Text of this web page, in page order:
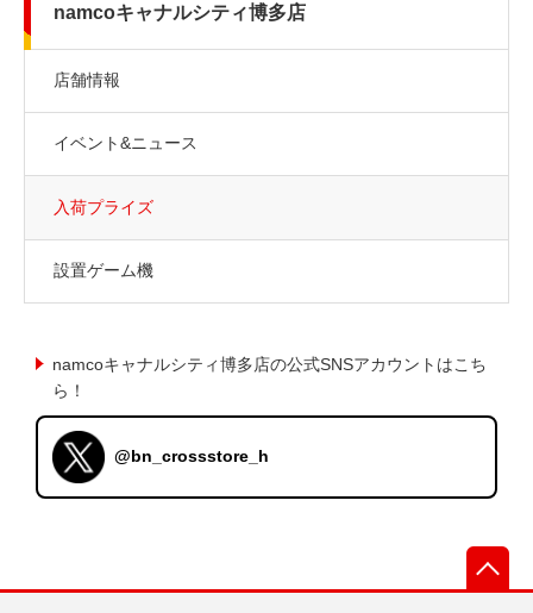
namcoキャナルシティ博多店
店舗情報
イベント&ニュース
入荷プライズ
設置ゲーム機
namcoキャナルシティ博多店の公式SNSアカウントはこち
ら！
@bn_crossstore_h